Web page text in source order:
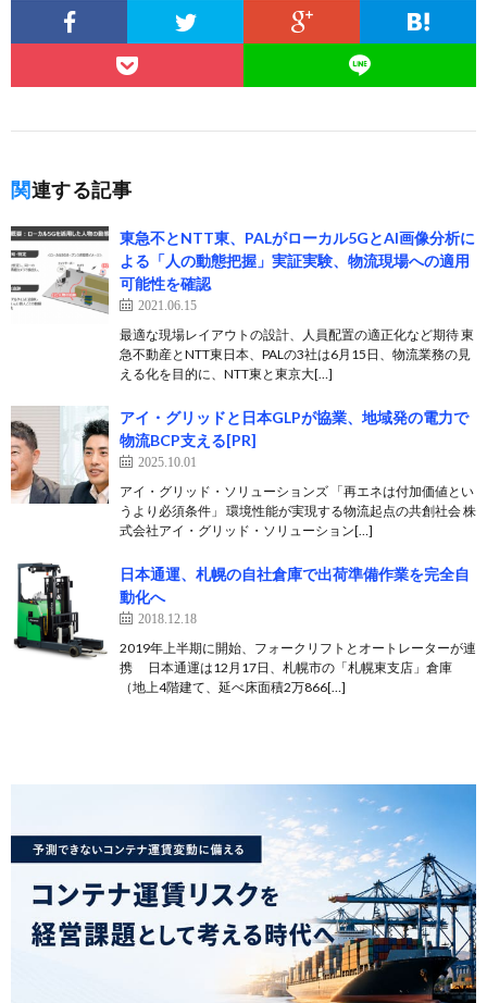
関連する記事
東急不とNTT東、PALがローカル5GとAI画像分析に
よる「人の動態把握」実証実験、物流現場への適用
可能性を確認
2021.06.15
最適な現場レイアウトの設計、人員配置の適正化など期待 東
急不動産とNTT東日本、PALの3社は6月15日、物流業務の見
える化を目的に、NTT東と東京大[…]
アイ・グリッドと日本GLPが協業、地域発の電力で
物流BCP支える[PR]
2025.10.01
アイ・グリッド・ソリューションズ 「再エネは付加価値とい
うより必須条件」 環境性能が実現する物流起点の共創社会 株
式会社アイ・グリッド・ソリューション[…]
日本通運、札幌の自社倉庫で出荷準備作業を完全自
動化へ
2018.12.18
2019年上半期に開始、フォークリフトとオートレーターが連
携 日本通運は12月17日、札幌市の「札幌東支店」倉庫
（地上4階建て、延べ床面積2万866[…]